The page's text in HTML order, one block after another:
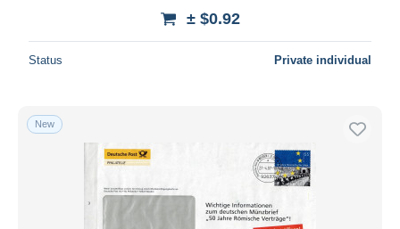
± $0.92
Status Private individual
New